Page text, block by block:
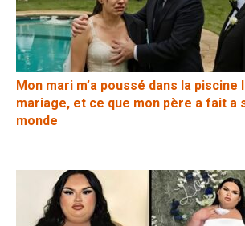
Mon mari m’a poussé dans la
mariage, et ce que mon père a fait a
monde